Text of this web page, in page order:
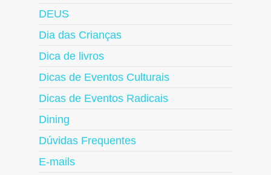
DEUS
Dia das Crianças
Dica de livros
Dicas de Eventos Culturais
Dicas de Eventos Radicais
Dining
Dúvidas Frequentes
E-mails